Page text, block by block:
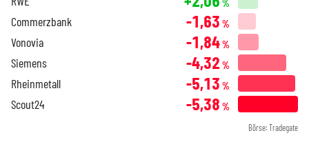
%
Commerzbank -1,63 %
Vonovia -1,84%
Siemens -4,32 %
Rheinmetall -5,13 %
Scout24 -5,38 %
Börse: Tradegate